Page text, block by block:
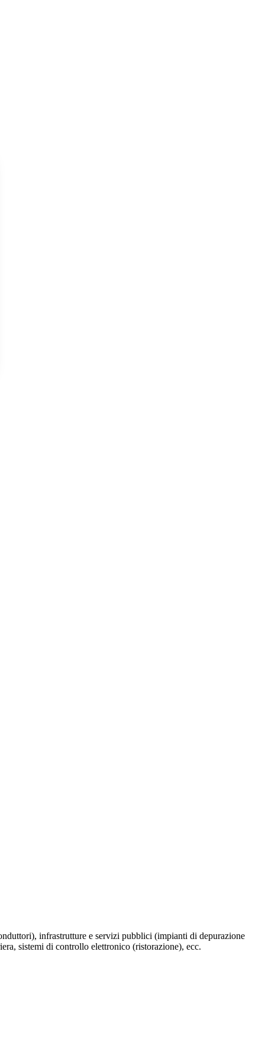
infrastrutture e servizi pubblici (impianti di depurazione
sistemi di controllo elettronico (ristorazione), ecc.